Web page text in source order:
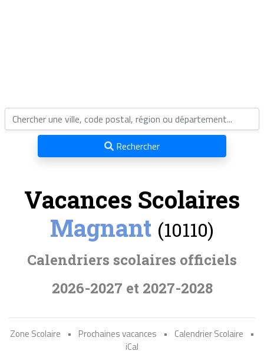
Rechercher
Vacances Scolaires
Magnant (10110)
Calendriers scolaires officiels
2026-2027 et 2027-2028
Zone Scolaire • Prochaines vacances • Calendrier Scolaire
•
iCal